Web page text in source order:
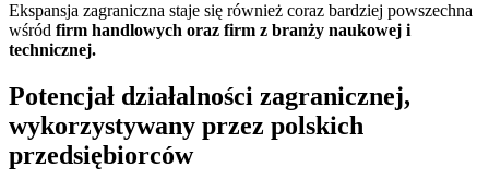
Ekspansja zagraniczna staje się również coraz bardziej powszechna
wśród firm handlowych oraz firm z branży naukowej i
technicznej.
Potencjał działalności zagranicznej,
wykorzystywany przez polskich
przedsiębiorców